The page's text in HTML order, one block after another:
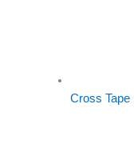
Cross Tape